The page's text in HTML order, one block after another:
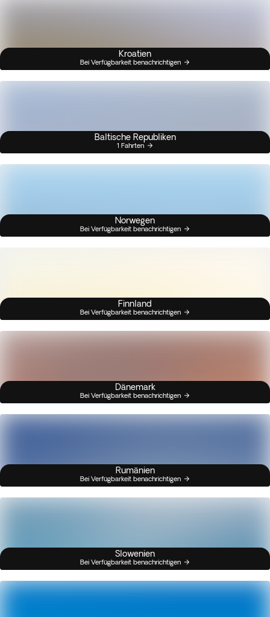
Kroatien
Bei Verfügbarkeit benachrichtigen
Baltische Republiken
1 Fahrten
Norwegen
Bei Verfügbarkeit benachrichtigen
Finnland
Bei Verfügbarkeit benachrichtigen
Dänemark
Bei Verfügbarkeit benachrichtigen
Rumänien
Bei Verfügbarkeit benachrichtigen
Slowenien
Bei Verfügbarkeit benachrichtigen